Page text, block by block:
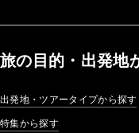
旅の目的・出発地
出発地・ツアータイプから探す
特集から探す